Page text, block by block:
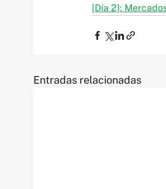
[Día 2]:
Entradas relacionadas